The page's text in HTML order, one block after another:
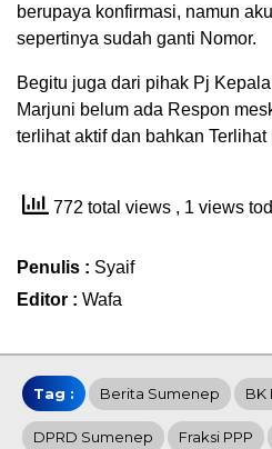
berupaya konfirmasi, namun
sepertinya sudah ganti Nomor.
Begitu juga dari pihak Pj
Marjuni belum ada Respon
terlihat aktif dan bahkan Terlihat
772 total views , 1 views
Penulis : Syaif
Editor : Wafa
Tag : Berita Sumenep BK
DPRD Sumenep Fraksi PPP